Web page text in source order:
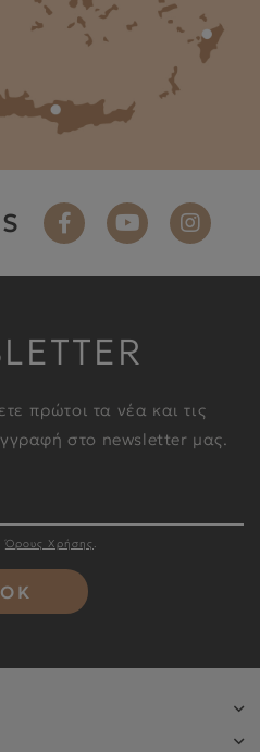
πρώτοι τα νέα και τις
στο newsletter μας.
Όρους Χρήσης .
OK